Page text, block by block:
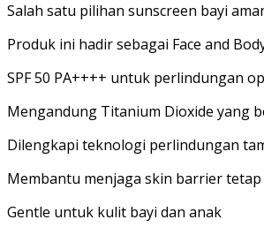
Salah satu pilihan sunscreen bayi
Produk ini hadir sebagai Face and
SPF 50 PA++++ untuk perlindungan
Mengandung Titanium Dioxide yang
Dilengkapi teknologi perlindungan
Membantu menjaga skin barrier
Gentle untuk kulit bayi dan anak